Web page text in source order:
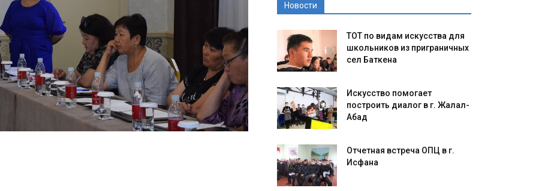
Новости
ТОТ по видам искусства для
школьников из приграничных
сел Баткена
Искусство помогает
построить диалог в г. Жалал-
Абад
Отчетная встреча ОПЦ в г.
Исфана